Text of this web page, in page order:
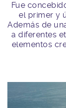
Fue
el primer y
Además de
a diferentes
elementos